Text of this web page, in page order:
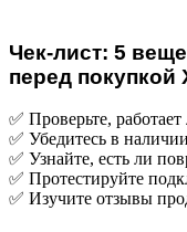
Чек-лист: 5
перед покупкой
✅ Проверьте,
✅ Убедитесь в
✅ Узнайте, есть ли
✅ Протестируйте
✅ Изучите отзывы